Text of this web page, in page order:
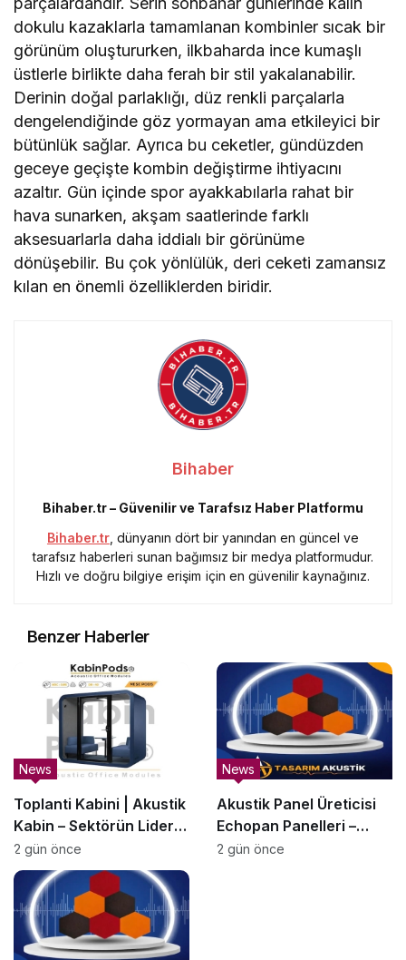
dokulu kazaklarla tamamlanan kombinler sıcak bir
görünüm oluştururken, ilkbaharda ince kumaşlı
üstlerle birlikte daha ferah bir stil yakalanabilir.
Derinin doğal parlaklığı, düz renkli parçalarla
dengelendiğinde göz yormayan ama etkileyici bir
bütünlük sağlar. Ayrıca bu ceketler, gündüzden
geceye geçişte kombin değiştirme ihtiyacını
azaltır. Gün içinde spor ayakkabılarla rahat bir
hava sunarken, akşam saatlerinde farklı
aksesuarlarla daha iddialı bir görünüme
dönüşebilir. Bu çok yönlülük, deri ceketi zamansız
kılan en önemli özelliklerden biridir.
Bihaber
Bihaber.tr – Güvenilir ve Tarafsız Haber Platformu
Bihaber.tr, dünyanın dört bir yanından en güncel ve
tarafsız haberleri sunan bağımsız bir medya platformudur.
Hızlı ve doğru bilgiye erişim için en güvenilir kaynağınız.
Benzer Haberler
Toplanti Kabini | Akustik
Kabin – Sektörün Lider
Üreticisi | KabinPods
News
2 gün önce
Akustik Panel Üreticisi
Echopan Panelleri –
SesBariyerleri.com.tr
News
2 gün önce